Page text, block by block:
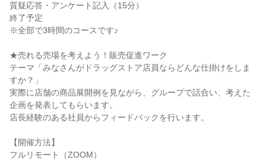
質疑応答・アンケート記入（15分）
終了予定
※全部で3時間のコースです♪
★売れる売場を考えよう！販売促進ワーク
テーマ「みなさんがドラッグストア店員ならどんな仕掛けをしま
すか？」
実際に店舗の商品展開例を見ながら、グループで話合い、考えた
企画を発表してもらいます。
店長経験のある社員からフィードバックを行います。
【開催方法】
フルリモート（ZOOM）